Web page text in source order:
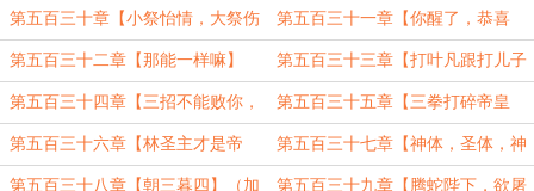
叶】 （4000）
第五百三十章【小祭怡情，大祭伤
身】
第五百三十一章【你醒了，恭喜
你……】（4000）
第五百三十二章【那能一样嘛】 第五百三十三章【打叶凡跟打儿子
一样】
第五百三十四章【三招不能败你，
我自裁于此】
第五百三十五章【三拳打碎帝皇
梦，帝尊我是天庭人】
第五百三十六章【林圣主才是帝
尊】
第五百三十七章【神体，圣体，神
圣体质】
第五百三十八章【朝三暮四】（加 第五百三十九章【腾蛇陛下，欲屠